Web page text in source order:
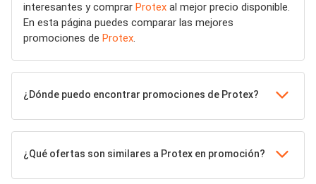
interesantes y comprar Protex al mejor precio disponible.
En esta página puedes comparar las mejores
promociones de Protex.
¿Dónde puedo encontrar promociones de Protex?
¿Qué ofertas son similares a Protex en promoción?